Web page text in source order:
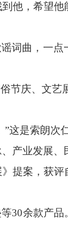
他，希望
词曲，一
节庆、文艺
这是索朗次
产业发展
提案，获
30余款产